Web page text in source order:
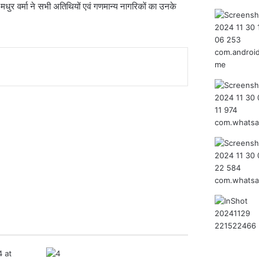
वर्मा ने सभी अतिथियों एवं गणमान्य नागरिकों का उनके